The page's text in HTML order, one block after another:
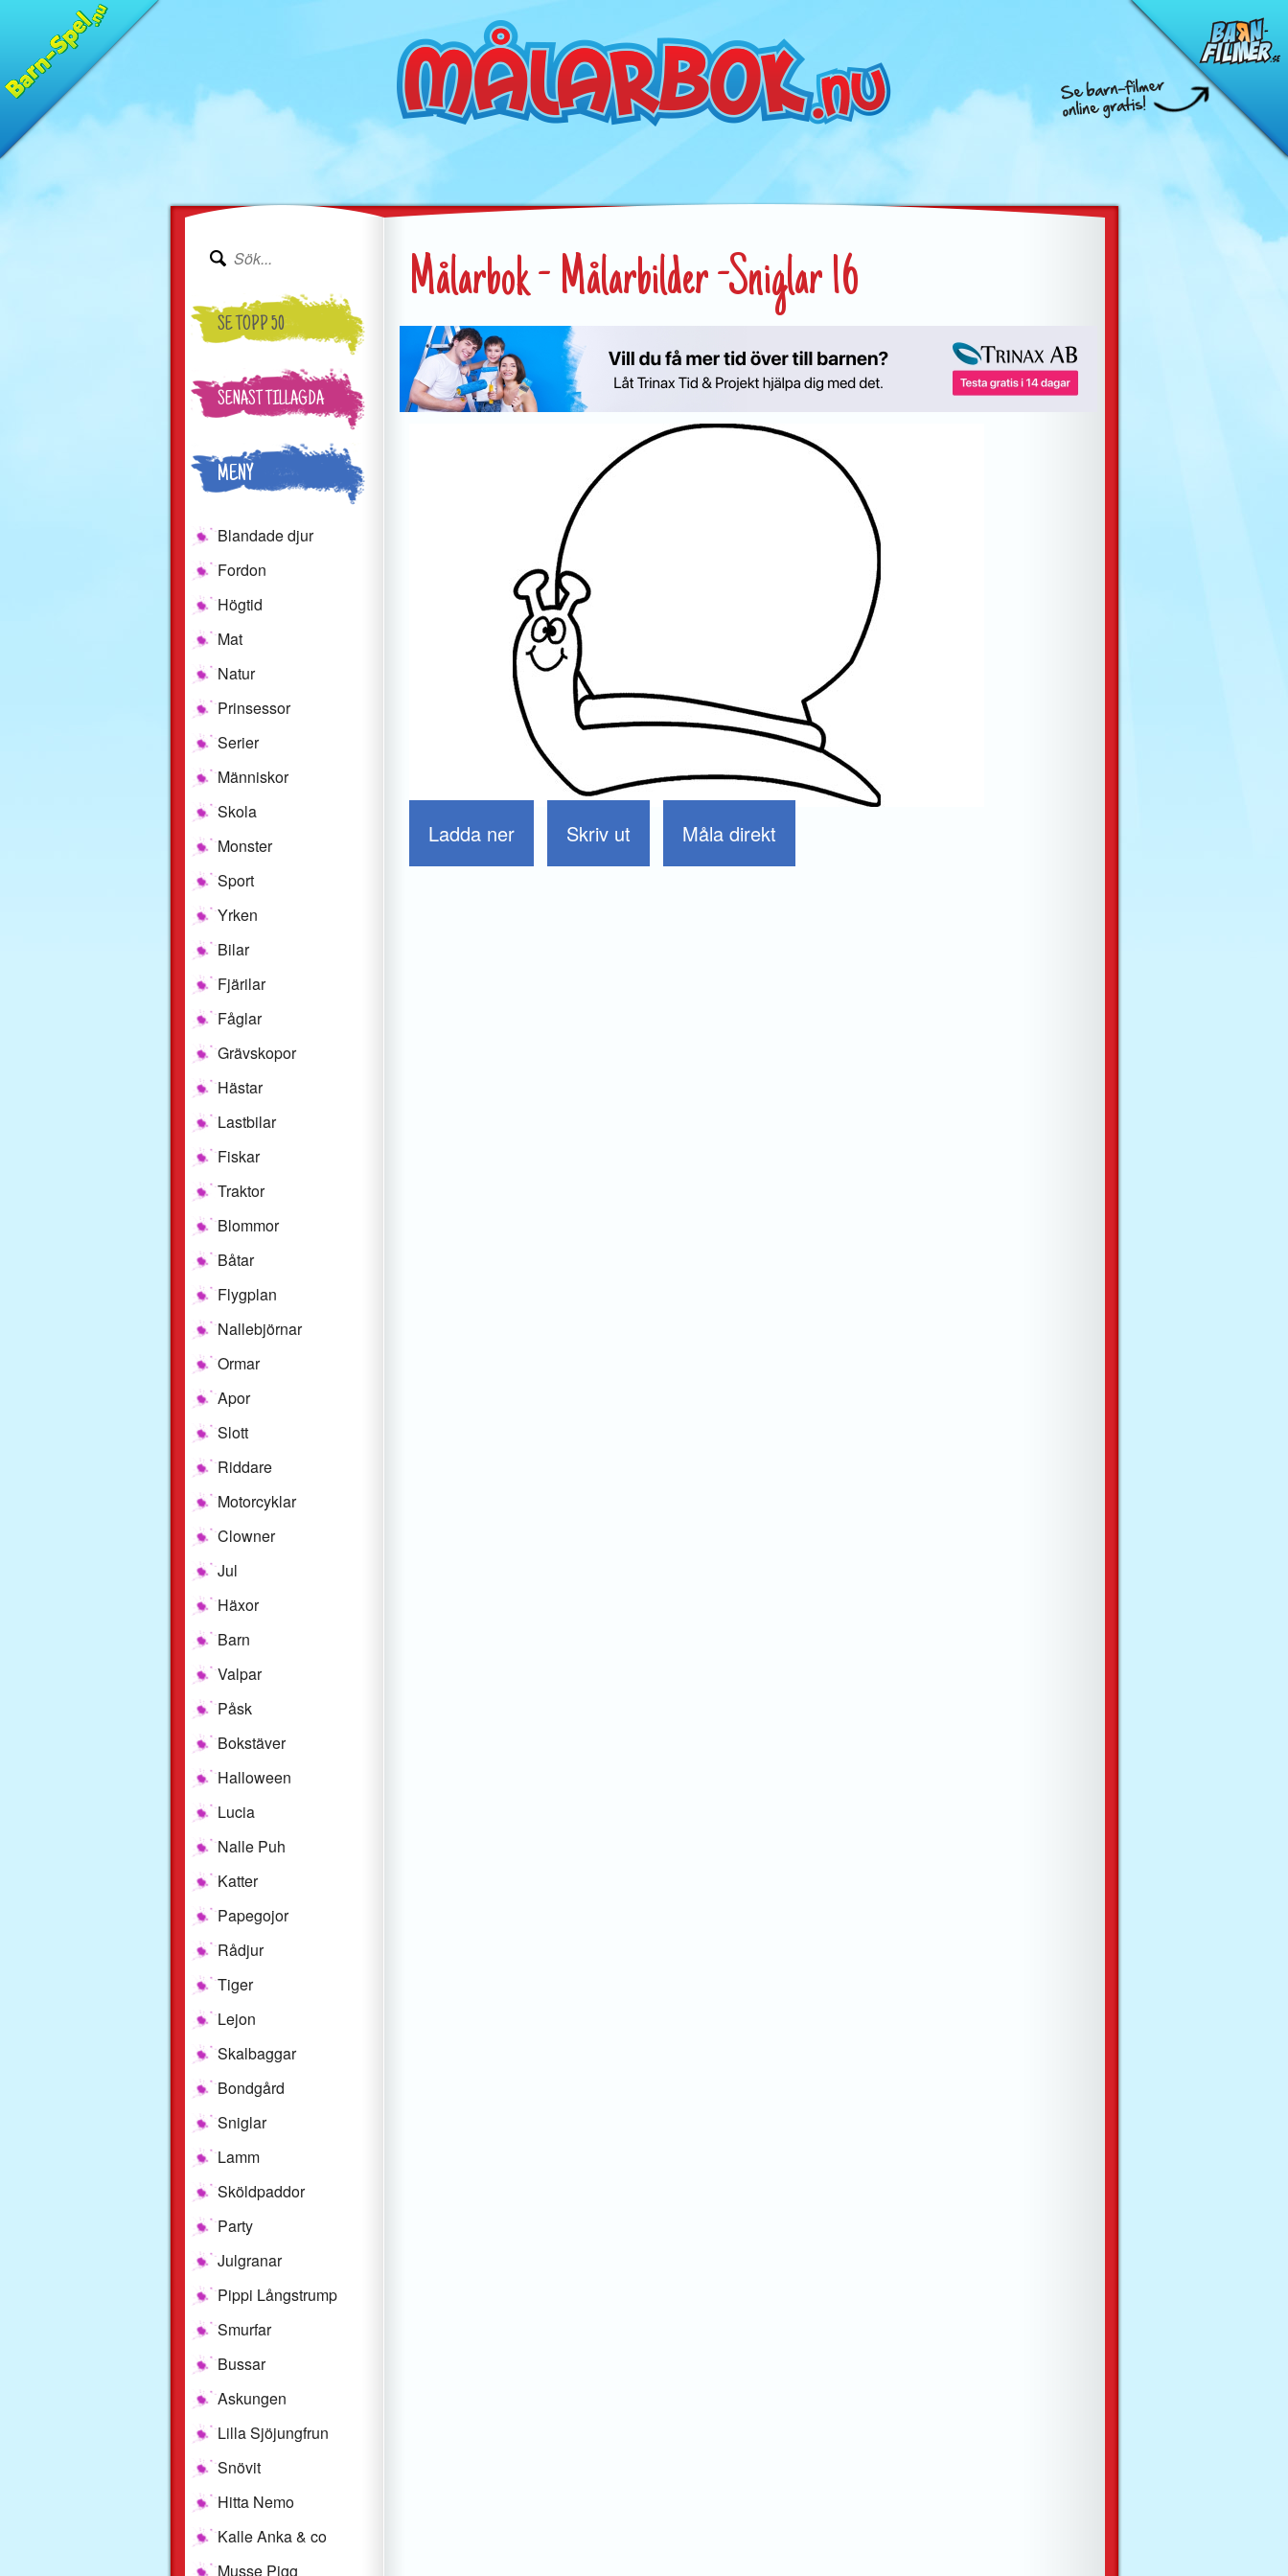
SE TOPP 50
SENAST TILLAGDA
MENY
Blandade djur
Fordon
Högtid
Mat
Natur
Prinsessor
Serier
Människor
Skola
Monster
Sport
Yrken
Bilar
Fjärilar
Fåglar
Grävskopor
Hästar
Lastbilar
Fiskar
Traktor
Blommor
Båtar
Flygplan
Nallebjörnar
Ormar
Apor
Slott
Riddare
Motorcyklar
Clowner
Jul
Häxor
Barn
Valpar
Påsk
Bokstäver
Halloween
Lucia
Nalle Puh
Katter
Papegojor
Rådjur
Tiger
Lejon
Skalbaggar
Bondgård
Sniglar
Lamm
Sköldpaddor
Party
Julgranar
Pippi Långstrump
Smurfar
Bussar
Askungen
Lilla Sjöjungfrun
Snövit
Hitta Nemo
Kalle Anka & co
Musse Pigg
Målarbok - Målarbilder -Sniglar 16
Ladda ner Skriv ut Måla direkt